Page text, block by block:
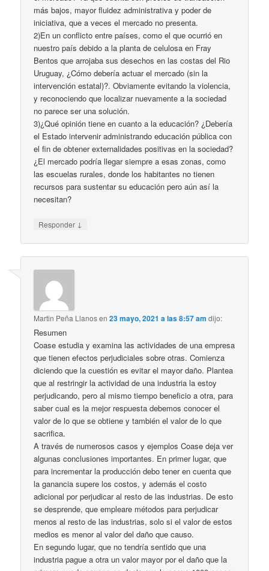
más bajos, mayor fluidez administrativa y poder de
iniciativa, que a veces el mercado no presenta.
2)En un conflicto entre países, como el que ocurrió en
nuestro país debido a la planta de celulosa en Fray
Bentos que arrojaba sus desechos en las costas del Rio
Uruguay, ¿Cómo debería actuar el mercado (sin la
intervención estatal)?. Obviamente evitando la violencia,
y reconociendo que localizar nuevamente a la sociedad
no parece ser una solución.
3)¿Qué opinión tiene en cuanto a la educación? ¿Debería
el Estado intervenir administrando educación pública con
el fin de obtener externalidades positivas en la sociedad?
¿El mercado podría llegar siempre a esas zonas, como
las escuelas rurales, donde los habitantes no tienen
recursos para sustentar su educación pero aún así la
necesitan?
Responder ↓
Martin Peña Llanosen23 mayo, 2021 a las 8:57 am dijo:
Resumen
Coase estudia y examina las actividades de una empresa
que tienen efectos perjudiciales sobre otras. Comienza
diciendo que la cuestión es evitar el mayor daño. Plantea
que al restringir la actividad de una industria la estoy
perjudicando, pero al mismo tiempo beneficio a otra, para
saber cual es la mejor respuesta debemos conocer el
valor de lo que se obtiene y también el valor de lo que
sacrifica.
A través de numerosos casos y ejemplos Coase deja ver
algunas conclusiones importantes. En primer lugar, que
para incrementar la producción debo tener en cuenta que
la ganancia supere los costos, y además el costo
adicional por perjudicar al resto de las industrias. De esto
se desprende, que empleare métodos para perjudicar
menos al resto de las industrias, solo si el valor de estos
medios es menor al valor del daño que causo.
En segundo lugar, que no tendría sentido que una
industria pague a otra un valor mayor por el daño que la